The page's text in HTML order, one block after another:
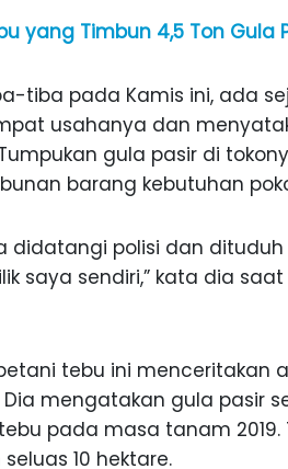
yang Timbun 4,5 Ton Gula
tiba pada Kamis ini, ada
usahanya dan
gula pasir di
barang kebutuhan
didatangi polisi dan
saya sendiri,” kata dia
tebu ini menceritakan
mengatakan gula pasir
pada masa tanam 2019.
10 hektare.
NIKMATNYA
ANAK-
SEJAK